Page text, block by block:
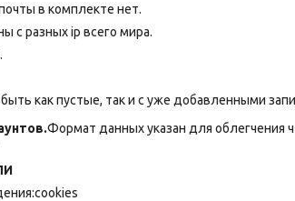
в комплекте нет.
с разных ip всего мира.
как пустые, так и с уже добавленными
Формат данных указан для облегчения